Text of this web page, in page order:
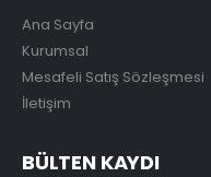
Ana Sayfa
Kurumsal
Mesafeli Satış Sözleşmesi
İletişim
BÜLTEN KAYDI